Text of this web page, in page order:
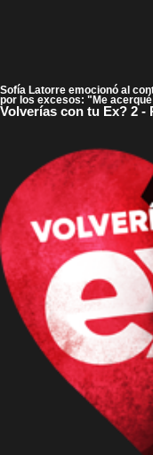
Sofía Latorre emocionó al
por los excesos: "Me acerqué
Volverías con tu Ex? 2 -